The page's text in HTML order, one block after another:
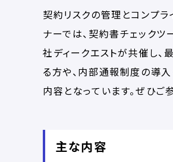
契約リスクの管理とコンプ
ナーでは、契約書チェック
社ディークエストが共催し
る方や、内部通報制度の導
内容となっています。ぜひご
主な内容